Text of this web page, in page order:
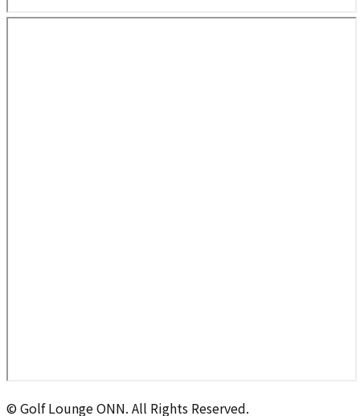
© Golf Lounge ONN. All Rights Reserved.